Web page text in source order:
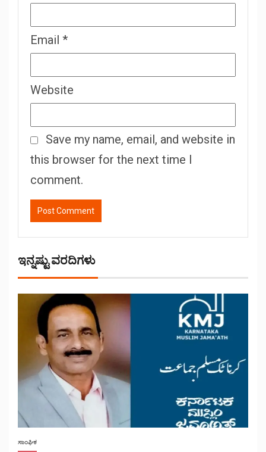
Email *
Website
Save my name, email, and website in
this browser for the next time I
comment.
ಇನ್ನಷ್ಟು ವರದಿಗಳು
ಸಾಂಘಿಕ